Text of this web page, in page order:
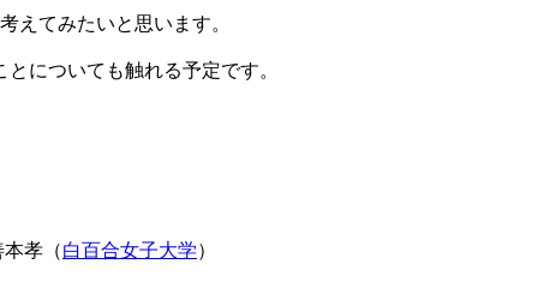
えてみたいと思います。
についても触れる予定です。
本孝（白百合女子大学）